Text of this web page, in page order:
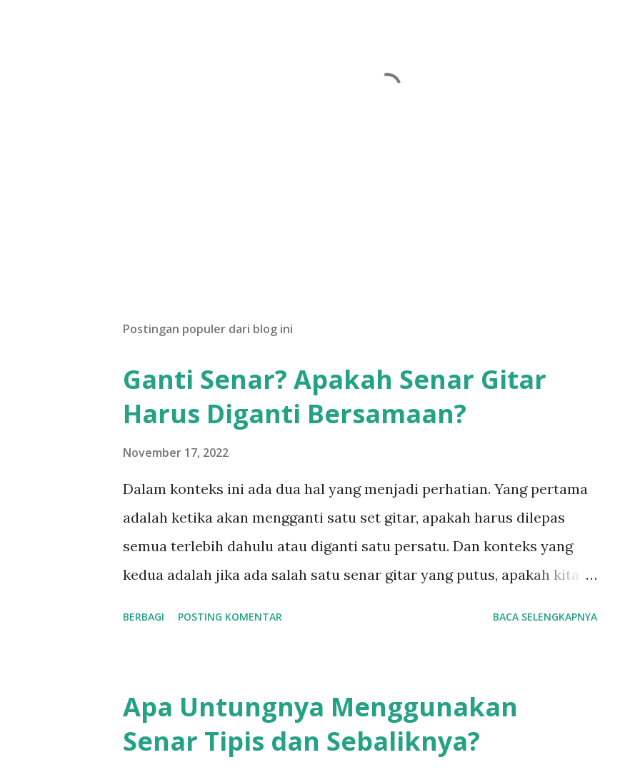
Postingan populer dari blog ini
Ganti Senar? Apakah Senar Gitar
Harus Diganti Bersamaan?
November 17, 2022
Dalam konteks ini ada dua hal yang menjadi perhatian. Yang pertama
adalah ketika akan mengganti satu set gitar, apakah harus dilepas
semua terlebih dahulu atau diganti satu persatu. Dan konteks yang
kedua adalah jika ada salah satu senar gitar yang putus, apakah kita
Apakah senar harus saya lepas semua, lalu memasangnya semuanya.
Atau melepas satu senar lalu langsung menggantinya dengan semar
BERBAGI POSTING KOMENTAR BACA SELENGKAPNYA
Apa Untungnya Menggunakan
Senar Tipis dan Sebaliknya?